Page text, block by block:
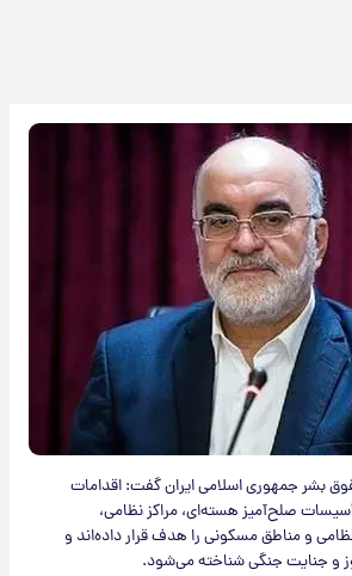
بشر جمهوری اسلامی ایران گفت: اقدامات
صلح‌آمیز هسته‌ای، مراکز نظامی،
و مناطق مسکونی را هدف قرار داده‌اند و
و جنایت جنگی شناخته می‌شود.